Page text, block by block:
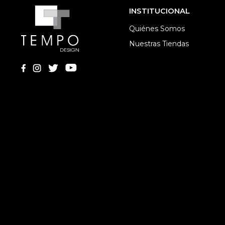
INSTITUCIONAL
Quiénes Somos
Nuestras Tiendas